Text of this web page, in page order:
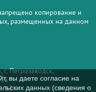
копирование и
размещенных на данном
Петрозаводск,
вы даете согласие на
данных (сведения о